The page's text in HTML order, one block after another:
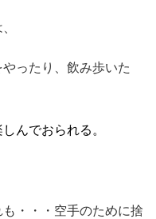
ったり、飲み歩いた
しんでおられる。
・・・空手のために捨